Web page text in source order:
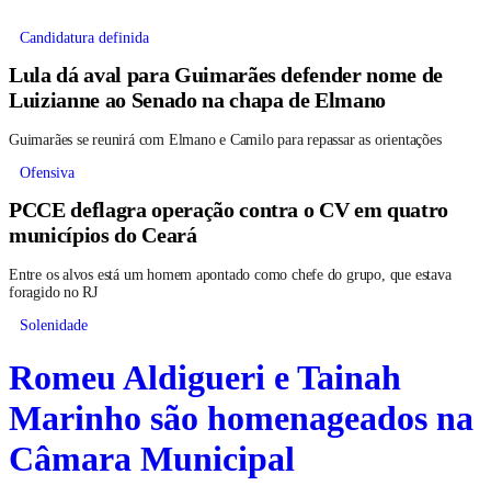
Candidatura definida
Lula dá aval para Guimarães defender nome de
Luizianne ao Senado na chapa de Elmano
Guimarães se reunirá com Elmano e Camilo para repassar as orientações
Ofensiva
PCCE deflagra operação contra o CV em quatro
municípios do Ceará
Entre os alvos está um homem apontado como chefe do grupo, que estava
foragido no RJ
Solenidade
Romeu Aldigueri e Tainah
Marinho são homenageados na
Câmara Municipal